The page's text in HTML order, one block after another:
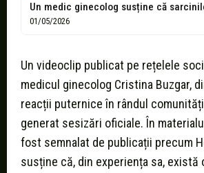
01/05/2026
Un videoclip publicat pe rețelele
medicul ginecolog Cristina Buzgar,
reacții puternice în rândul
generat sesizări oficiale. În
fost semnalat de publicații precum
susține că, din experiența sa, există